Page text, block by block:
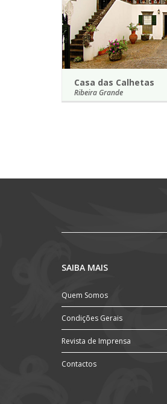
Casa das Calhetas
Ribeira Grande
Aquecimento central
SAIBA MAIS
Quem Somos
Condições Gerais
Revista de Imprensa
Contactos